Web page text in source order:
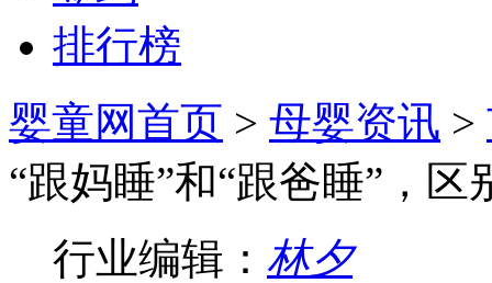
排行榜
婴童网首页 > 母婴资讯 >
“跟妈睡”和“跟爸睡”，
行业编辑： 林夕